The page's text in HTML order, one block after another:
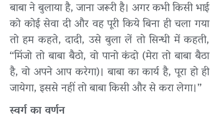
बाबा ने बुलाया है, जाना जरूरी है। अगर कभी किसी भाई
को कोई सेवा दी और वह पूरी किये बिना ही चला गया
तो हम कहते, दादी, उसे बुला लें तो सिन्धी में कहती,
“मिंजो तो बाबा बैठो, वो पानो कंदो (मेरा तो बाबा बैठा
है, वो अपने आप करेगा)। बाबा का कार्य है, पूरा हो ही
जायेगा, इससे नहीं तो बाबा किसी और से करा लेगा।”
स्वर्गकावर्णन